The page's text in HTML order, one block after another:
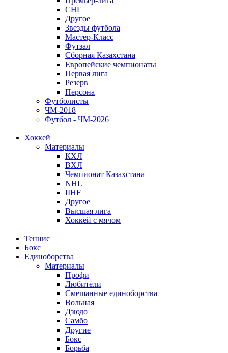
СНГ
Другое
Звезды футбола
Мастер-Класс
Футзал
Сборная Казахстана
Европейские чемпионаты
Первая лига
Резерв
Персона
Футболисты
ЧМ-2018
Футбол - ЧМ-2026
Хоккей
Материалы
КХЛ
ВХЛ
Чемпионат Казахстана
NHL
IIHF
Другое
Высшая лига
Хоккей с мячом
Теннис
Бокс
Единоборства
Материалы
Профи
Любители
Смешанные единоборства
Вольная
Дзюдо
Самбо
Другие
Бокс
Борьба